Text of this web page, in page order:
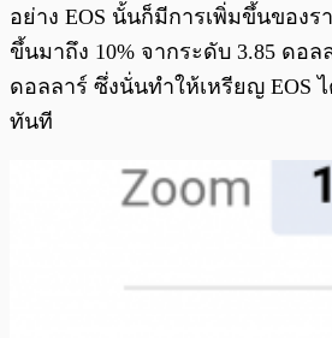
อย่าง EOS นั้นก็มีการเพิ่มขึ้นของร
ขึ้นมาถึง 10% จากระดับ 3.85 ดอล
ดอลลาร์ ซึ่งนั่นทำให้เหรียญ EOS
ทันที